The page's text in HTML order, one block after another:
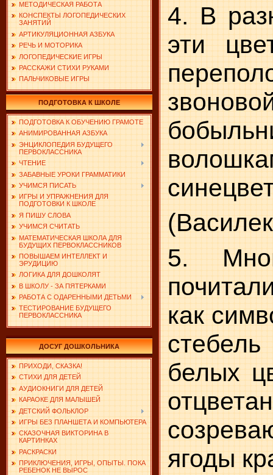
МЕТОДИЧЕСКАЯ РАБОТА
КОНСПЕКТЫ ЛОГОПЕДИЧЕСКИХ
ЗАНЯТИЙ
АРТИКУЛЯЦИОННАЯ АЗБУКА
РЕЧЬ И МОТОРИКА
ЛОГОПЕДИЧЕСКИЕ ИГРЫ
РАССКАЖИ СТИХИ РУКАМИ
ПАЛЬЧИКОВЫЕ ИГРЫ
ПОДГОТОВКА К ШКОЛЕ
ПОДГОТОВКА К ОБУЧЕНИЮ ГРАМОТЕ
АНИМИРОВАННАЯ АЗБУКА
ЭНЦИКЛОПЕДИЯ БУДУЩЕГО
ПЕРВОКЛАССНИКА
ЧТЕНИЕ
ЗАБАВНЫЕ УРОКИ ГРАММАТИКИ
УЧИМСЯ ПИСАТЬ
ИГРЫ И УПРАЖНЕНИЯ ДЛЯ
ПОДГОТОВКИ К ШКОЛЕ
Я ПИШУ СЛОВА
УЧИМСЯ СЧИТАТЬ
МАТЕМАТИЧЕСКАЯ ШКОЛА ДЛЯ
БУДУЩИХ ПЕРВОКЛАССНИКОВ
ПОВЫШАЕМ ИНТЕЛЛЕКТ И
ЭРУДИЦИЮ
ЛОГИКА ДЛЯ ДОШКОЛЯТ
В ШКОЛУ - ЗА ПЯТЕРКАМИ
РАБОТА С ОДАРЕННЫМИ ДЕТЬМИ
ТЕСТИРОВАНИЕ БУДУЩЕГО
ПЕРВОКЛАССНИКА
ДОСУГ ДОШКОЛЬНИКА
ПРИХОДИ, СКАЗКА!
СТИХИ ДЛЯ ДЕТЕЙ
АУДИОКНИГИ ДЛЯ ДЕТЕЙ
КАРАОКЕ ДЛЯ МАЛЫШЕЙ
ДЕТСКИЙ ФОЛЬКЛОР
ИГРЫ БЕЗ ПЛАНШЕТА И КОМПЬЮТЕРА
СКАЗОЧНАЯ ВИКТОРИНА В
КАРТИНКАХ
РАСКРАСКИ
ПРИКЛЮЧЕНИЯ, ИГРЫ, ОПЫТЫ. ПОКА
РЕБЕНОК НЕ ВЫРОС
4. В
эти
5.
как
бе­лых
ягоды